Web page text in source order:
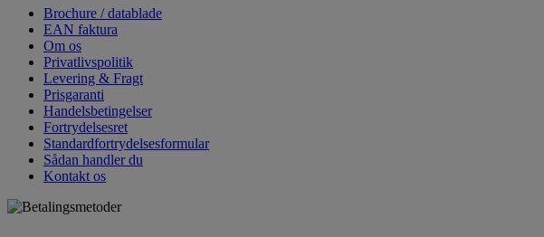
Brochure / datablade
EAN faktura
Om os
Privatlivspolitik
Levering & Fragt
Prisgaranti
Handelsbetingelser
Fortrydelsesret
Standardfortrydelsesformular
Sådan handler du
Kontakt os